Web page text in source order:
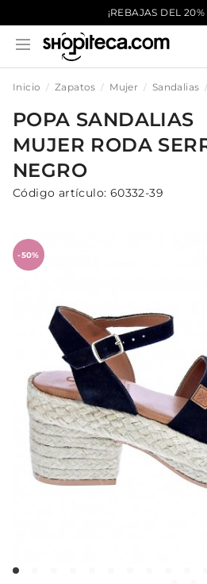
¡REBAJAS DEL
Inicio Zapatos Mujer Sandalias
POPA SANDALIAS
MUJER RODA
NEGRO
Código artículo: 60332-39
-50%